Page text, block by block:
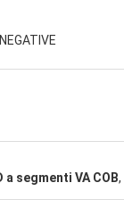
segmenti VA COB,